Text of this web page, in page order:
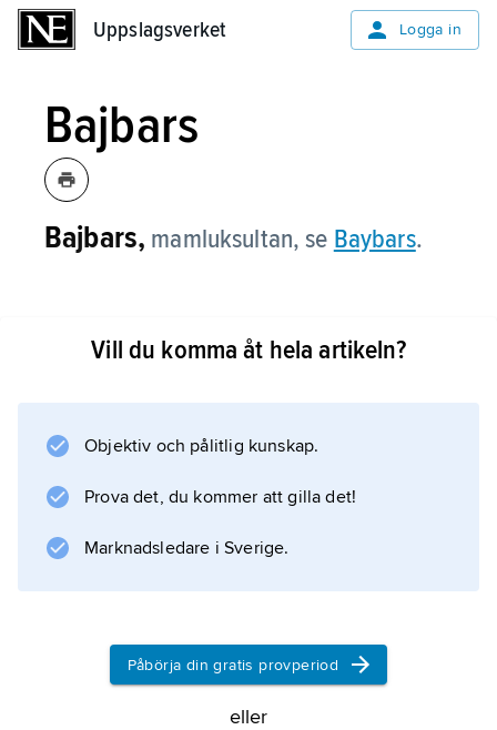
Uppslagsverket Logga in
Bajbars
Bajbars, mamluksultan, se Baybars.
Vill du komma åt hela artikeln?
Objektiv och pålitlig kunskap.
Prova det, du kommer att gilla det!
Marknadsledare i Sverige.
Påbörja din gratis provperiod
eller